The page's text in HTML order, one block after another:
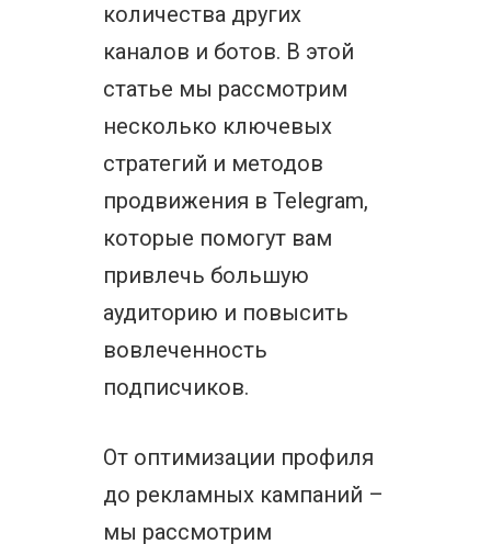
количества других
каналов и ботов. В этой
статье мы рассмотрим
несколько ключевых
стратегий и методов
продвижения в Telegram,
которые помогут вам
привлечь большую
аудиторию и повысить
вовлеченность
подписчиков.
От оптимизации профиля
до рекламных кампаний –
мы рассмотрим